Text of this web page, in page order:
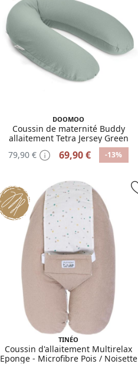
DOOMOO
Coussin de maternité Buddy
allaitement Tetra Jersey Green
79,90 €
69,90 € -13%
TINÉO
Coussin d'allaitement Multirelax
Eponge - Microfibre Pois / Noisette